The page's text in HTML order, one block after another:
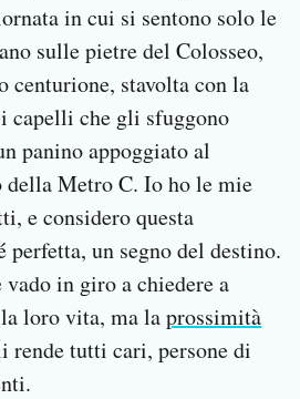
in cui si sentono solo le
sulle pietre del Colosseo,
centurione, stavolta con la
capelli che gli sfuggono
panino appoggiato al
Metro C. Io ho le mie
e considero questa
perfetta, un segno del destino.
in giro a chiedere a
loro vita, ma laprossimità
rende tutti cari, persone di